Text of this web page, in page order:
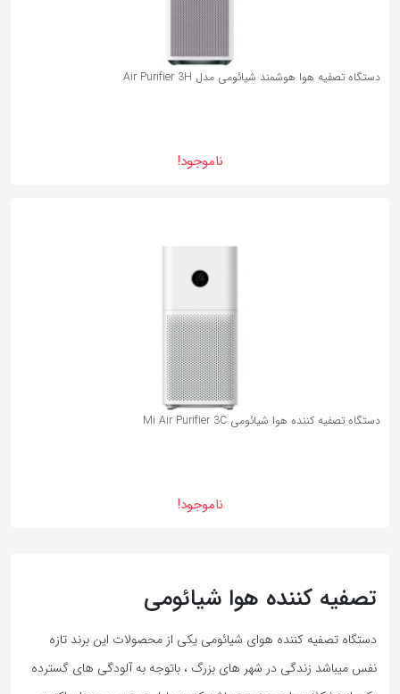
دستگاه تصفیه هوا هوشمند شیائومی مدل Air Purifier 3H
ناموجود!
دستگاه تصفیه کننده هوا شیائومی Mi Air Purifier 3C
ناموجود!
تصفیه کننده هوا شیائومی
دستگاه تصفیه کننده هوای شیائومی یکی از محصولات این برند تازه
نفس میباشد زندگی در شهر های بزرگ ، باتوجه به آلودگی های گسترده